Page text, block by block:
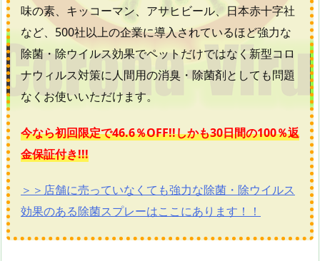
味の素、キッコーマン、アサヒビール、日本赤十字社
など、500社以上の企業に導入されているほど強力な
除菌・除ウイルス効果でペットだけではなく新型コロ
ナウィルス対策に人間用の消臭・除菌剤としても問題
なくお使いいただけます。
今なら初回限定で46.6％OFF!!しかも30日間の100％返
金保証付き!!!
＞＞店舗に売っていなくても強力な除菌・除ウイルス
効果のある除菌スプレーはここにあります！！